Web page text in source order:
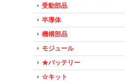
受動部品
半導体
機構部品
モジュール
★バッテリー
☆キット